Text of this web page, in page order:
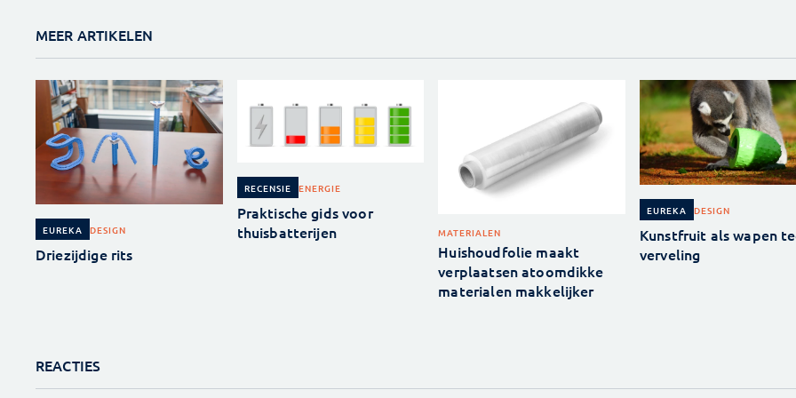
MEER ARTIKELEN
EUREKA DESIGN
Driezijdige rits
RECENSIE ENERGIE
Praktische gids voor
thuisbatterijen
MATERIALEN
Huishoudfolie maakt
verplaatsen atoomdikke
materialen makkelijker
EUREKA DESIGN
Kunstfruit als wapen
verveling
REACTIES